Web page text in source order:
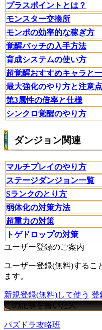
プラスポイントとは？
モンスター交換所
モンポの効率的な稼ぎ方
覚醒バッチの入手方法
育成システムの使い方
超覚醒おすすめキャラと
最大強化のやり方と注意点
第3属性の倍率と仕様
シンクロ覚醒のやり方
ダンジョン関連
マルチプレイのやり方
ステージダンジョン一覧
Sランクのとり方
弱体化の対策方法
超重力の対策
トゲドロップの対策
ユーザー登録のご案内
ユーザー登録(無料)するこ
ます。
新規登録(無料)して使う 登
この記事を書いた人
パズドラ攻略班